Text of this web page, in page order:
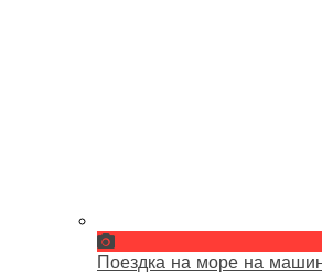
Поездка на море на